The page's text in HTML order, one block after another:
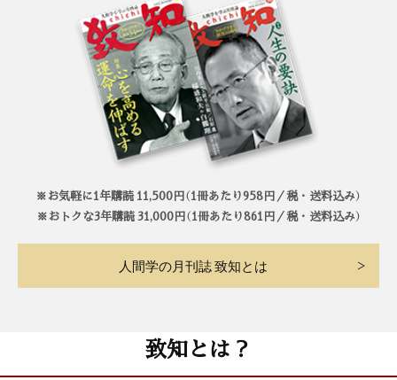
※お気軽に1年購読 11,500円（1冊あたり958円／税・送料込み）
※おトクな3年購読 31,000円（1冊あたり861円／税・送料込み）
人間学の月刊誌 致知とは
致知とは？